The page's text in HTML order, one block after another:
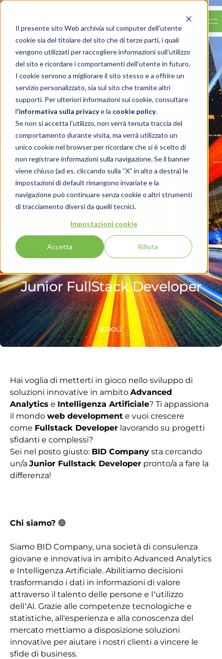
Il presente sito Web archivia sul computer dell'utente
cookie sia del titolare del sito che di terze parti, i quali
vengono utilizzati per raccogliere informazioni sull'utilizzo
del sito e ricordare i comportamenti dell'utente in futuro.
I cookie servono a migliorare il sito stesso e a offrire un
servizio personalizzato, sia sul sito che tramite altri
supporti. Per ulteriori informazioni sui cookie, consultare
l'informativa sulla privacye la cookie policy.
Se non si accetta l'utilizzo, non verrà tenuta traccia del
comportamento durante visita, ma verrà utilizzato un
unico cookie nel browser per ricordare che si è scelto di
non registrare informazioni sulla navigazione. Se il banner
viene chiuso (ad es. cliccando sulla “X” in alto a destra) le
impostazioni di default rimangono invariate e la
navigazione può continuare senza cookie o altri strumenti
di tracciamento diversi da quelli tecnici.
Impostazioni cookie
Accetta Rifiuta
SCROLL
Junior FullStack Developer
Hai voglia di metterti in gioco nello sviluppo di
soluzioni innovative in ambito Advanced
Analytics e Intelligenza Artificiale? Ti appassiona
il mondo web development e vuoi crescere
come Fullstack Developer lavorando su progetti
sfidanti e complessi?
Sei nel posto giusto: BID Company sta cercando
un/a Junior Fullstack Developer pronto/a a fare la
differenza!
Chi siamo? 🟢
Siamo BID Company, una società di consulenza
giovane e innovativa in ambito Advanced Analytics
e Intelligenza Artificiale. Abilitiamo decisioni
trasformando i dati in informazioni di valore
attraverso il talento delle persone e l’utilizzo
dell’AI. Grazie alle competenze tecnologiche e
statistiche, all'esperienza e alla conoscenza del
mercato mettiamo a disposizione soluzioni
innovative per aiutare i nostri clienti a vincere le
sfide di business.